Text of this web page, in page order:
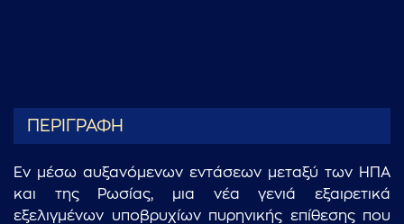
ΠΕΡΙΓΡΑΦΗ
Εν μέσω αυξανόμενων εντάσεων μεταξύ των ΗΠΑ
και της Ρωσίας, μια νέα γενιά εξαιρετικά
εξελιγμένων υποβρυχίων πυρηνικής επίθεσης που